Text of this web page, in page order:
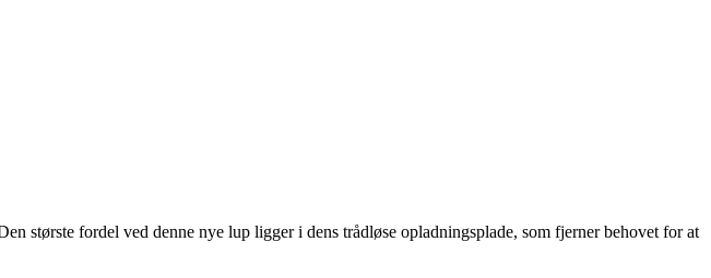
største fordel ved denne nye lup ligger i dens trådløse opladningsplade, som fjerner behovet for at